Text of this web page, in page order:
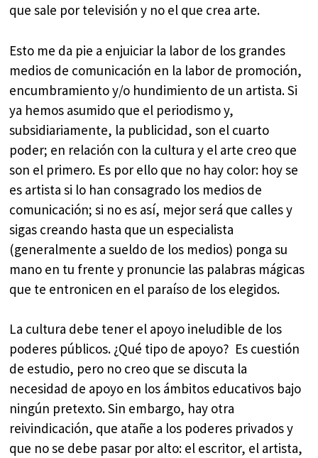
que sale por televisión y no el que crea arte.
Esto me da pie a enjuiciar la labor de los grandes
medios de comunicación en la labor de promoción,
encumbramiento y/o hundimiento de un artista. Si
ya hemos asumido que el periodismo y,
subsidiariamente, la publicidad, son el cuarto
poder; en relación con la cultura y el arte creo que
son el primero. Es por ello que no hay color: hoy se
es artista si lo han consagrado los medios de
comunicación; si no es así, mejor será que calles y
sigas creando hasta que un especialista
(generalmente a sueldo de los medios) ponga su
mano en tu frente y pronuncie las palabras mágicas
que te entronicen en el paraíso de los elegidos.
La cultura debe tener el apoyo ineludible de los
poderes públicos. ¿Qué tipo de apoyo? Es cuestión
de estudio, pero no creo que se discuta la
necesidad de apoyo en los ámbitos educativos bajo
ningún pretexto. Sin embargo, hay otra
reivindicación, que atañe a los poderes privados y
que no se debe pasar por alto: el escritor, el artista,